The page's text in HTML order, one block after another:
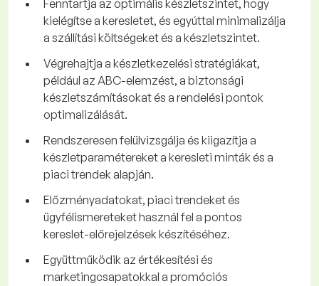
Fenntartja az optimális készletszintet, hogy
kielégítse a keresletet, és egyúttal minimalizálja
a szállítási költségeket és a készletszintet.
Végrehajtja a készletkezelési stratégiákat,
például az ABC-elemzést, a biztonsági
készletszámításokat és a rendelési pontok
optimalizálását.
Rendszeresen felülvizsgálja és kiigazítja a
készletparamétereket a keresleti minták és a
piaci trendek alapján.
Előzményadatokat, piaci trendeket és
ügyfélismereteket használ fel a pontos
kereslet-előrejelzések készítéséhez.
Együttműködik az értékesítési és
marketingcsapatokkal a promóciós